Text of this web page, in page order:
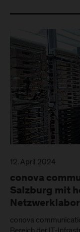
12. April 2024
conova
Salzburg mit
conova